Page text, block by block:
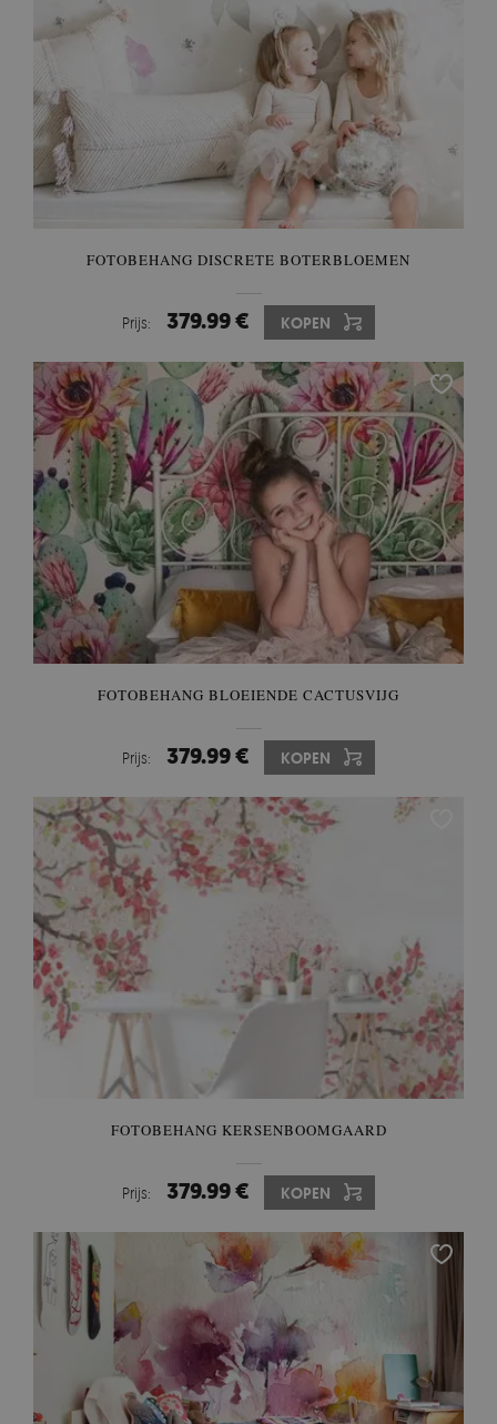
FOTOBEHANG DISCRETE BOTERBLOEMEN
Prijs: 379.99 € KOPEN
FOTOBEHANG BLOEIENDE CACTUSVIJG
Prijs: 379.99 € KOPEN
FOTOBEHANG KERSENBOOMGAARD
Prijs: 379.99 € KOPEN